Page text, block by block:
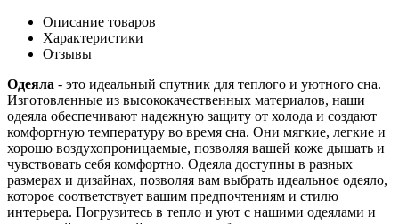
Описание товаров
Характеристики
Отзывы
Одеяла - это идеальный спутник для теплого и уютного сна.
Изготовленные из высококачественных материалов, наши
одеяла обеспечивают надежную защиту от холода и создают
комфортную температуру во время сна. Они мягкие, легкие и
хорошо воздухопроницаемые, позволяя вашей коже дышать и
чувствовать себя комфортно. Одеяла доступны в разных
размерах и дизайнах, позволяя вам выбрать идеальное одеяло,
которое соответствует вашим предпочтениям и стилю
интерьера. Погрузитесь в тепло и уют с нашими одеялами и